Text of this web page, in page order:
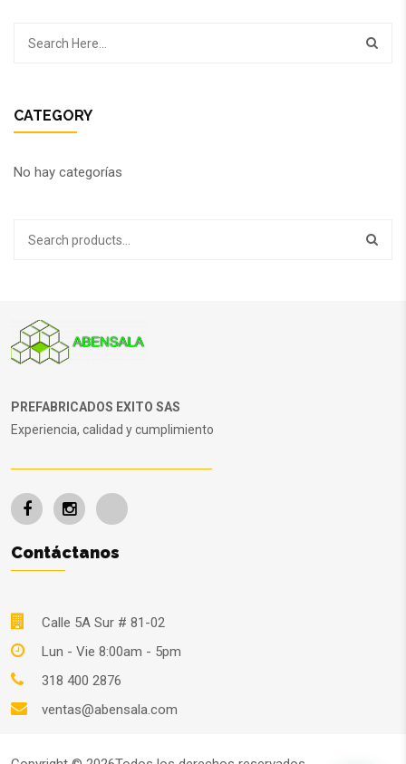
CATEGORY
No hay categorías
PREFABRICADOS EXITO SAS
Experiencia, calidad y cumplimiento
Contáctanos
Calle 5A Sur # 81-02
Lun - Vie 8:00am - 5pm
318 400 2876
ventas@abensala.com